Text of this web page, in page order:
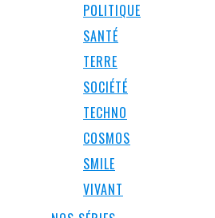
POLITIQUE
SANTÉ
TERRE
SOCIÉTÉ
TECHNO
COSMOS
SMILE
VIVANT